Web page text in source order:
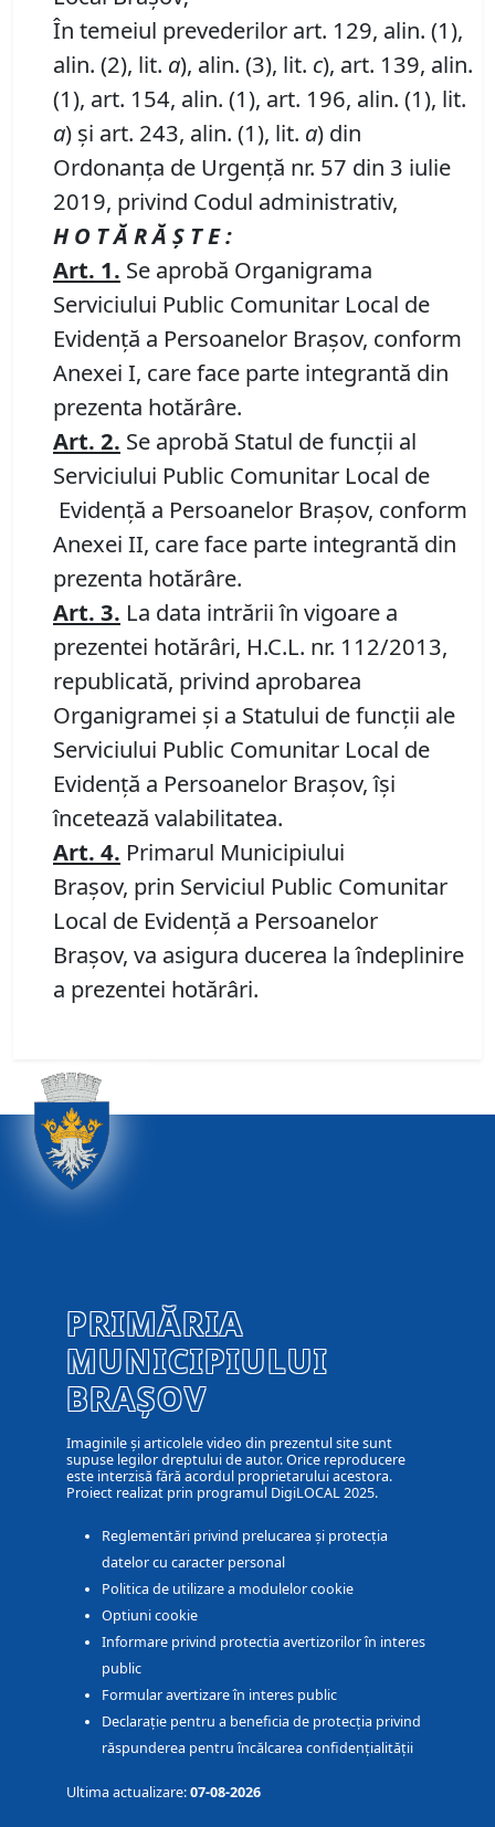
În temeiul prevederilor art. 129, alin. (1),
alin. (2), lit. a), alin. (3), lit. c), art. 139, alin.
(1), art. 154, alin. (1), art. 196, alin. (1), lit.
a) și art. 243, alin. (1), lit. a) din
Ordonanța de Urgență nr. 57 din 3 iulie
2019, privind Codul administrativ,
H O T Ă R Ă Ş T E :
Art. 1. Se aprobă Organigrama
Serviciului Public Comunitar Local de
Evidență a Persoanelor Brașov, conform
Anexei I, care face parte integrantă din
prezenta hotărâre.
Art. 2. Se aprobă Statul de funcții al
Serviciului Public Comunitar Local de
Evidență a Persoanelor Brașov, conform
Anexei II, care face parte integrantă din
prezenta hotărâre.
Art. 3. La data intrării în vigoare a
prezentei hotărâri, H.C.L. nr. 112/2013,
republicată, privind aprobarea
Organigramei și a Statului de funcții ale
Serviciului Public Comunitar Local de
Evidență a Persoanelor Brașov, își
încetează valabilitatea.
Art. 4. Primarul Municipiului
Braşov, prin Serviciul Public Comunitar
Local de Evidenţă a Persoanelor
Braşov, va asigura ducerea la îndeplinire
a prezentei hotărâri.
PRIMĂRIA
MUNICIPIULUI
BRAȘOV
Imaginile și articolele video din prezentul site sunt
supuse legilor dreptului de autor. Orice reproducere
este interzisă fără acordul proprietarului acestora.
Proiect realizat prin programul DigiLOCAL 2025.
Reglementări privind prelucarea și protecția
datelor cu caracter personal
Politica de utilizare a modulelor cookie
Optiuni cookie
Informare privind protectia avertizorilor în interes
public
Formular avertizare în interes public
Declarație pentru a beneficia de protecția privind
răspunderea pentru încălcarea confidențialității
Ultima actualizare:07-08-2026